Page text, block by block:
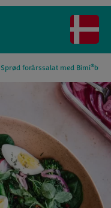
Sprød forårssalat med Bimi®